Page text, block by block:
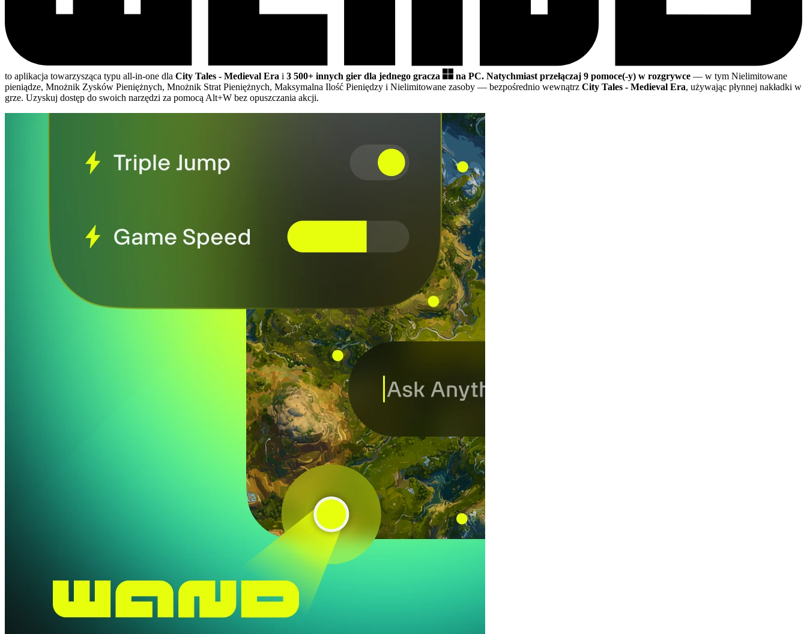
to aplikacja towarzysząca typu all-in-one dla City Tales - Medieval Era i 3 500+ innych gier dla jednego gracza na PC. Natychmiast przełączaj 9 pomoce(-y) w rozgrywce — w tym Nielimitowane
pieniądze, Mnożnik Zysków Pieniężnych, Mnożnik Strat Pieniężnych, Maksymalna Ilość Pieniędzy i Nielimitowane zasoby — bezpośrednio wewnątrz City Tales - Medieval Era, używając płynnej nakładki w
grze. Uzyskuj dostęp do swoich narzędzi za pomocą Alt+W bez opuszczania akcji.